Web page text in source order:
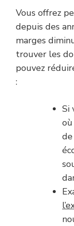
Vous offrez
depuis des
marges
trouver les
pouvez
:
Si